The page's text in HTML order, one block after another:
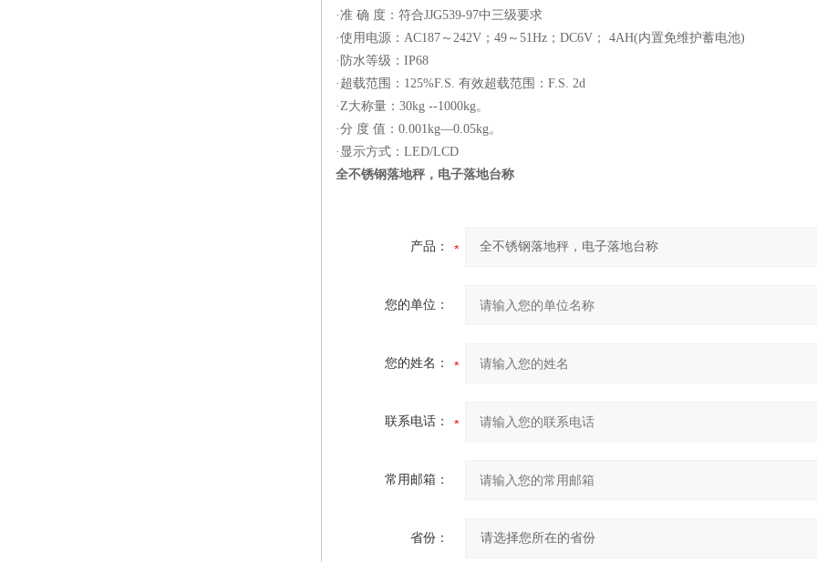
·准 确 度：符合JJG539-97中三级要求
·使用电源：AC187～242V；49～51Hz；DC6V； 4AH(内置免维护蓄电池)
·防水等级：IP68
·超载范围：125%F.S. 有效超载范围：F.S. 2d
·Z大称量：30kg --1000kg。
·分 度 值：0.001kg—0.05kg。
·显示方式：LED/LCD
全不锈钢落地秤，电子落地台称
产品：
您的单位：
您的姓名：
联系电话：
常用邮箱：
省份：